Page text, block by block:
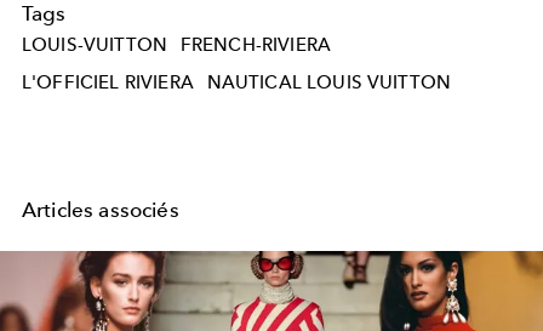
Tags
LOUIS-VUITTON
FRENCH-RIVIERA
L'OFFICIEL RIVIERA
NAUTICAL LOUIS VUITTON
Articles associés